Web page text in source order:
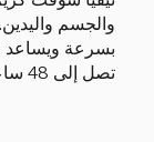
بسرعة ويساعد
تصل إلى 48 ساعة.